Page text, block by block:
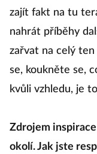
zajít fakt na tu
nahrát příběhy
zařvat na celý
se, koukněte se,
kvůli vzhledu, je
Zdrojem
okolí. Jak jste